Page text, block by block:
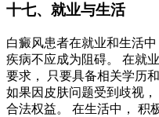
十七、就业与生活
白癜风患者在就业和生活
疾病不应成为阻碍。 在就
要求， 只要具备相关学历
如果因皮肤问题受到歧视
合法权益。 在生活中， 积